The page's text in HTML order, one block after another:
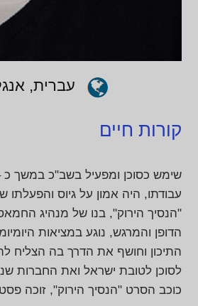
עברית,
קורות חיים
עבודתו, היה אמון על גיוס
"הנסיך הירוק", בנו של מנהיג
הדופן והמרגש, נוגע במציאות
התיכון וחושף את הדרך בה הצליח
לסוכן לטובת ישראל ואת החברות
כוכב הסרט "הנסיך הירוק", זוכה